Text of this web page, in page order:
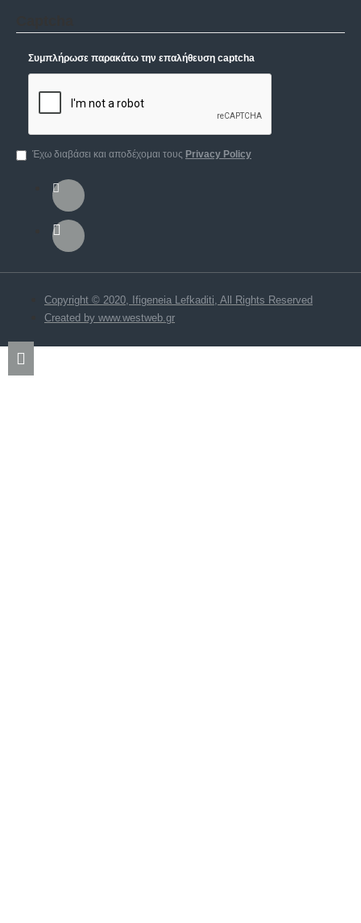
Συμπλήρωσε παρακάτω την επαλήθευση captcha
Έχω διαβάσει και αποδέχομαι τους Privacy Policy
Copyright © 2020, Ifigeneia Lefkaditi, All Rights Reserved
Created by www.westweb.gr